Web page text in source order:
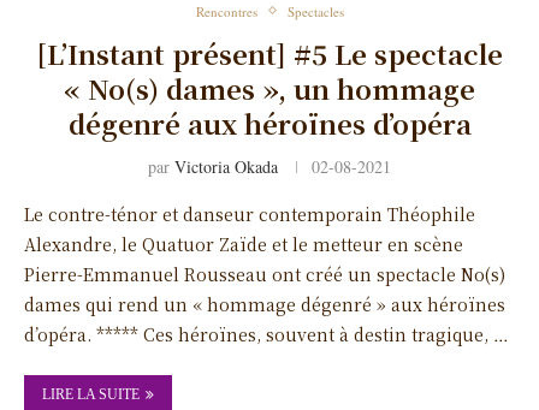
Rencontres Spectacles
[L’Instant présent] #5 Le spectacle
« No(s) dames », un hommage
dégenré aux héroïnes d’opéra
par Victoria Okada 02-08-2021
Le contre-ténor et danseur contemporain Théophile
Alexandre, le Quatuor Zaïde et le metteur en scène
Pierre-Emmanuel Rousseau ont créé un spectacle No(s)
dames qui rend un « hommage dégenré » aux héroïnes
d’opéra. ***** Ces héroïnes, souvent à destin tragique, …
LIRE LA SUITE